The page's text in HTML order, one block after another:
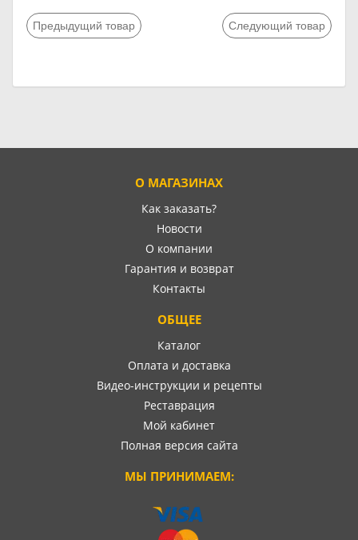
Предыдущий товар Следующий товар
О МАГАЗИНАХ
Как заказать?
Новости
О компании
Гарантия и возврат
Контакты
ОБЩЕЕ
Каталог
Оплата и доставка
Видео-инструкции и рецепты
Реставрация
Мой кабинет
Полная версия сайта
МЫ ПРИНИМАЕМ: